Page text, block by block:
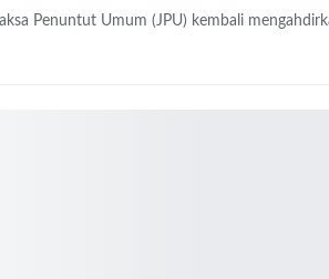
Penuntut Umum (JPU) kembali